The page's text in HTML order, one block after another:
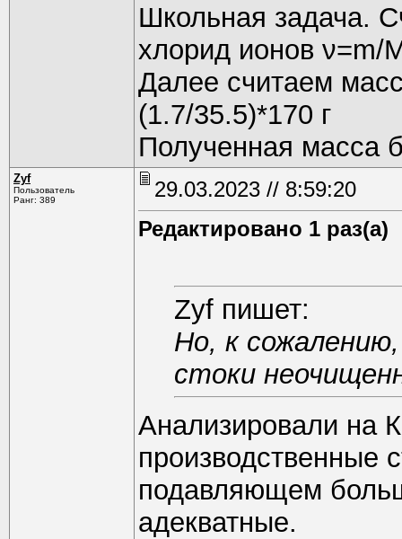
Школьная задача.
хлорид ионов ν=m/
Далее считаем
(1.7/35.5)*170 г
Полученная масса
Zyf
Пользователь
Ранг: 389
29.03.2023 // 8:59:20
Редактировано 1 раз(а)
Zyf пишет:
Но, к
стоки
Анализировали на
подавляющем
адекватные.